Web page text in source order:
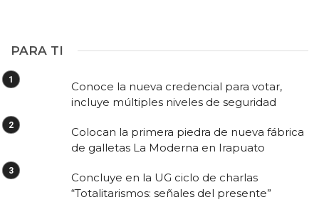
PARA TI
Conoce la nueva credencial para votar,
incluye múltiples niveles de seguridad
Colocan la primera piedra de nueva fábrica
de galletas La Moderna en Irapuato
Concluye en la UG ciclo de charlas
“Totalitarismos: señales del presente”